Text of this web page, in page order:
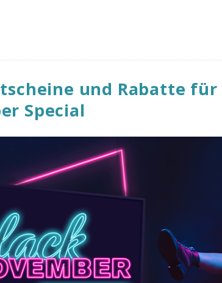
und Rabatte für
Special